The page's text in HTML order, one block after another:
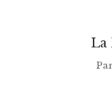
La
Par